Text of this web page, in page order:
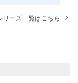
リーズ一覧はこちら